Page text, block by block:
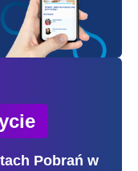
Pobrań w